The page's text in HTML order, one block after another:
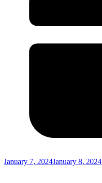
January 7, 2024January 8, 2024